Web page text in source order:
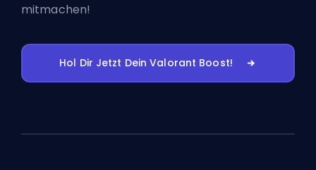
mitmachen!
Hol Dir Jetzt Dein Valorant Boost!